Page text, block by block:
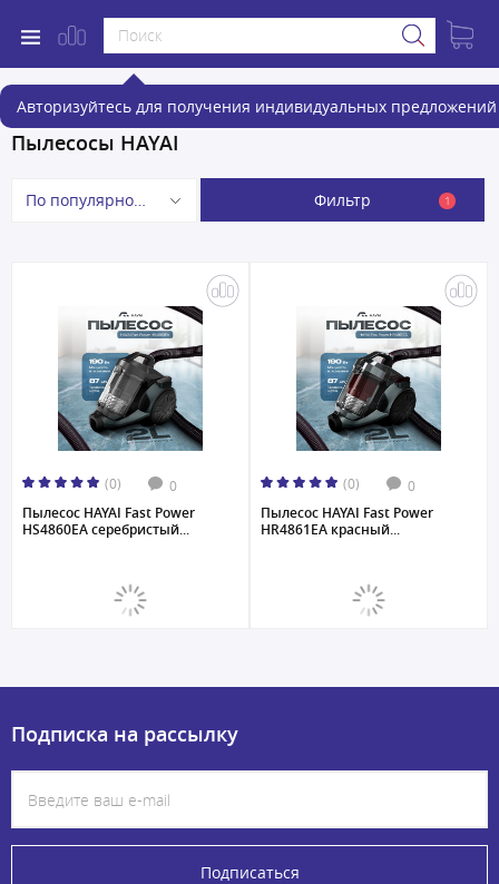
Авторизуйтесь для получения индивидуальных предложений
Пылесосы HAYAI
По популярности Фильтр 1
(0) 0
Пылесос HAYAI Fast Power
HS4860EA серебристый...
(0) 0
Пылесос HAYAI Fast Power
HR4861EA красный...
Подписка на рассылку
Подписаться